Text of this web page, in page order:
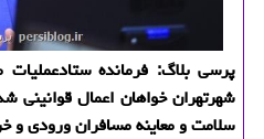
پرسی بلاگ: فرمانده
شهرتهران خواهان اعمال قوانینی
سلامت و معاینه مسافران ورودی